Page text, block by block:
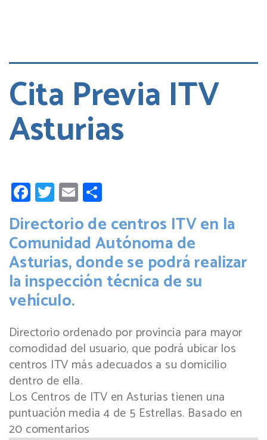
Cita Previa ITV
Asturias
Facebook
Twitter
Email
Directorio de centros ITV en la
Comunidad Autónoma de
Asturias, donde se podrá realizar
la inspección técnica de su
vehículo.
Directorio ordenado por provincia para mayor
comodidad del usuario, que podrá ubicar los
centros ITV más adecuados a su domicilio
dentro de ella.
Los Centros de ITV en Asturias tienen una
puntuación media 4 de 5 Estrellas. Basado en
20 comentarios